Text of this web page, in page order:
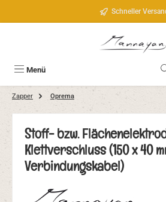
Schneller
Menü
Zapper Oprema
Stoff- bzw.
Klettverschluss (150 x 40
Verbindungskabel)